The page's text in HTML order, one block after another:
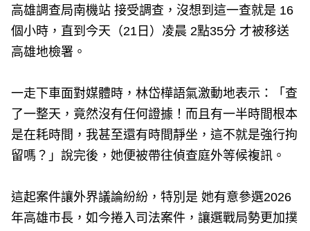
高雄調查局南機站 接受調查，沒想到這一查就是 16
個小時，直到今天（21日）凌晨 2點35分 才被移送
高雄地檢署。
一走下車面對媒體時，林岱樺語氣激動地表示：「查
了一整天，竟然沒有任何證據！而且有一半時間根本
是在耗時間，我甚至還有時間靜坐，這不就是強行拘
留嗎？」說完後，她便被帶往偵查庭外等候複訊。
這起案件讓外界議論紛紛，特別是 她有意參選2026
年高雄市長，如今捲入司法案件，讓選戰局勢更加撲